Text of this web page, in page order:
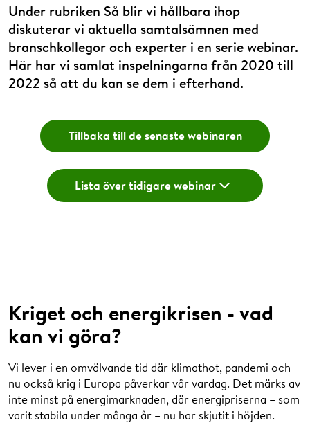
Under rubriken Så blir vi hållbara ihop
diskuterar vi aktuella samtalsämnen med
branschkollegor och experter i en serie webinar.
Här har vi samlat inspelningarna från 2020 till
2022 så att du kan se dem i efterhand.
Tillbaka till de senaste webinaren
Situationen i Ukraina hotar vårt välstånd men ger oss nya
möjligheter att snabbt ställa om energisystemet. Vad
Med flexibilitet skapar vi balans
Att bygga ut elnät tar tid. Flexibilitet gör att vi använder
elnätet ännu mer effektivt och är ett verktyg för att möta
den snabba utveckling som sker. Mer kan elektrifieras
och behovet av att bygga ut elnätet minskar, vilket är
bättre för alla.
Lista över tidigare webinar
Kriget och energikrisen - vad
kan vi göra?
Vi lever i en omvälvande tid där klimathot, pandemi och
nu också krig i Europa påverkar vår vardag. Det märks av
inte minst på energimarknaden, där energipriserna – som
varit stabila under många år – nu har skjutit i höjden.